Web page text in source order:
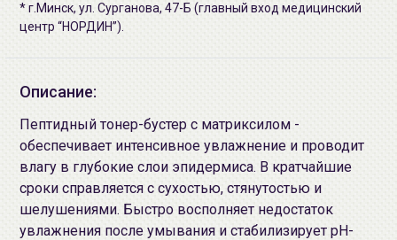
* г.Минск, ул. Сурганова, 47-Б (главный вход медицинский
центр “НОРДИН”).
Описание:
Пептидный тонер-бустер с матриксилом -
обеспечивает интенсивное увлажнение и проводит
влагу в глубокие слои эпидермиса. В кратчайшие
сроки справляется с сухостью, стянутостью и
шелушениями. Быстро восполняет недостаток
увлажнения после умывания и стабилизирует pH-